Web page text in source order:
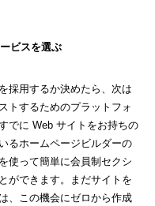
ビスを選ぶ
採用するか決めたら、次は
トするためのプラットフォ
でに Web サイトをお持ちの
るホームページビルダーの
使って簡単に会員制セクシ
ができます。まだサイトを
、この機会にゼロから作成